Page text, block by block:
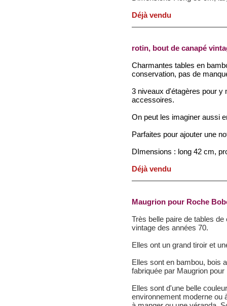
Déjà vendu
rotin, bout de canapé
Charmantes tables en
conservation, pas de
3 niveaux d'étagères pour y
accessoires.
On peut les imaginer aussi
Parfaites pour ajouter une
DImensions : long 42 cm,
Déjà vendu
Maugrion pour Roche
Très belle paire de tables
vintage des années 70.
Elles ont un grand tiroir et
Elles sont en bambou, bois
fabriquée par Maugrion
Elles sont d'une belle
environnement moderne ou